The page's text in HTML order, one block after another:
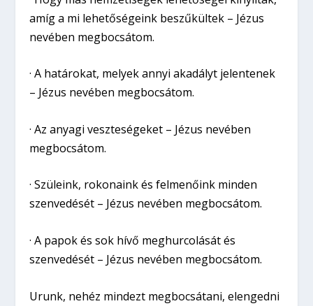
amíg a mi lehetőségeink beszűkültek – Jézus
nevében megbocsátom.
· A határokat, melyek annyi akadályt jelentenek
– Jézus nevében megbocsátom.
· Az anyagi veszteségeket – Jézus nevében
megbocsátom.
· Szüleink, rokonaink és felmenőink minden
szenvedését – Jézus nevében megbocsátom.
· A papok és sok hívő meghurcolását és
szenvedését – Jézus nevében megbocsátom.
Urunk, nehéz mindezt megbocsátani, elengedni